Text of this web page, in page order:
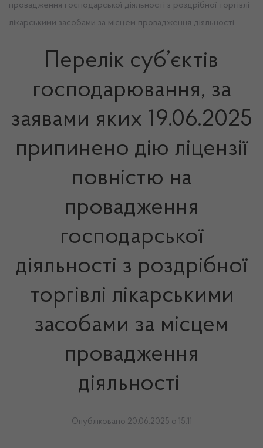
провадження господарської діяльності з роздрібної торгівлі
лікарськими засобами за місцем провадження діяльності
Перелік суб’єктів
господарювання, за
заявами яких 19.06.2025
припинено дію ліцензії
повністю на
провадження
господарської
діяльності з роздрібної
торгівлі лікарськими
засобами за місцем
провадження
діяльності
Опубліковано 20.06.2025 о 15:11